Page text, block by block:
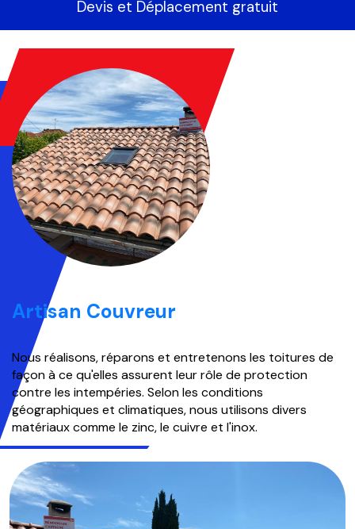
Devis et Déplacement gratuit
Artisan Couvreur
Nous réalisons, réparons et entretenons les toitures de
façon à ce qu'elles assurent leur rôle de protection
contre les intempéries. Selon les conditions
géographiques et climatiques, nous utilisons divers
matériaux comme le zinc, le cuivre et l'inox.